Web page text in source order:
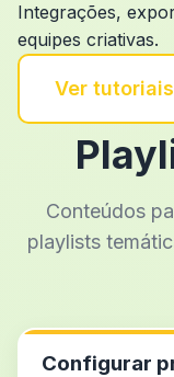
Integrações,
equipes criativas.
Ver tutoriais
Conteúdos
playlists
Configurar